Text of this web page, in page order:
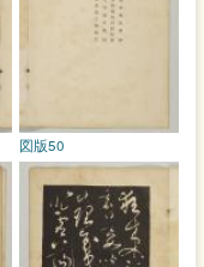
図版50